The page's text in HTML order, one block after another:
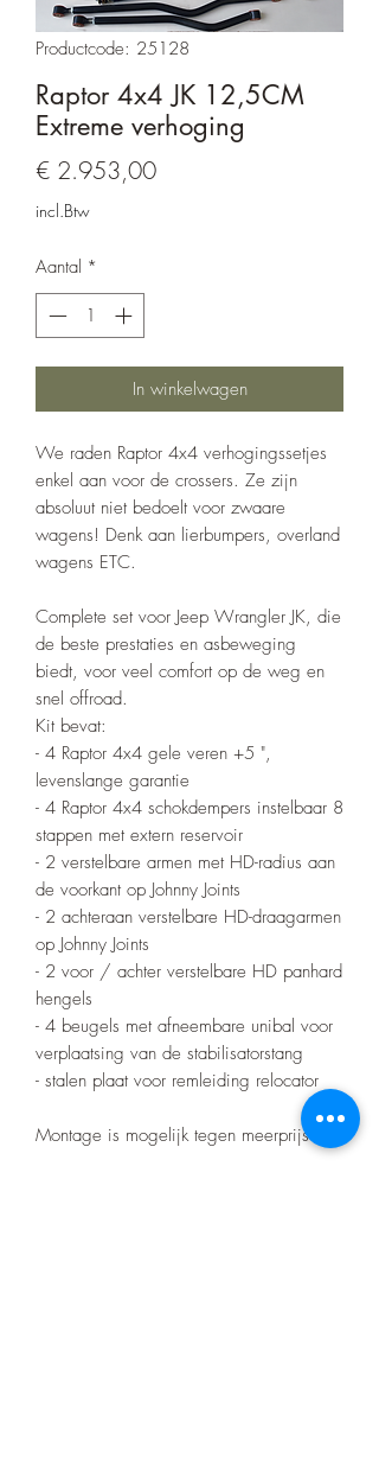
Productcode: 25128
Raptor 4x4 JK 12,5CM
Extreme verhoging
€ 2.953,00Prijs
incl.Btw
Aantal *
In winkelwagen
We raden Raptor 4x4 verhogingssetjes
enkel aan voor de crossers. Ze zijn
absoluut niet bedoelt voor zwaare
wagens! Denk aan lierbumpers, overland
wagens ETC.
Complete set voor Jeep Wrangler JK, die
de beste prestaties en asbeweging
biedt, voor veel comfort op de weg en
snel offroad.
Kit bevat:
- 4 Raptor 4x4 gele veren +5 ",
levenslange garantie
- 4 Raptor 4x4 schokdempers instelbaar 8
stappen met extern reservoir
- 2 verstelbare armen met HD-radius aan
de voorkant op Johnny Joints
- 2 achteraan verstelbare HD-draagarmen
op Johnny Joints
- 2 voor / achter verstelbare HD panhard
hengels
- 4 beugels met afneembare unibal voor
verplaatsing van de stabilisatorstang
- stalen plaat voor remleiding relocator
Montage is mogelijk tegen meerprijs!